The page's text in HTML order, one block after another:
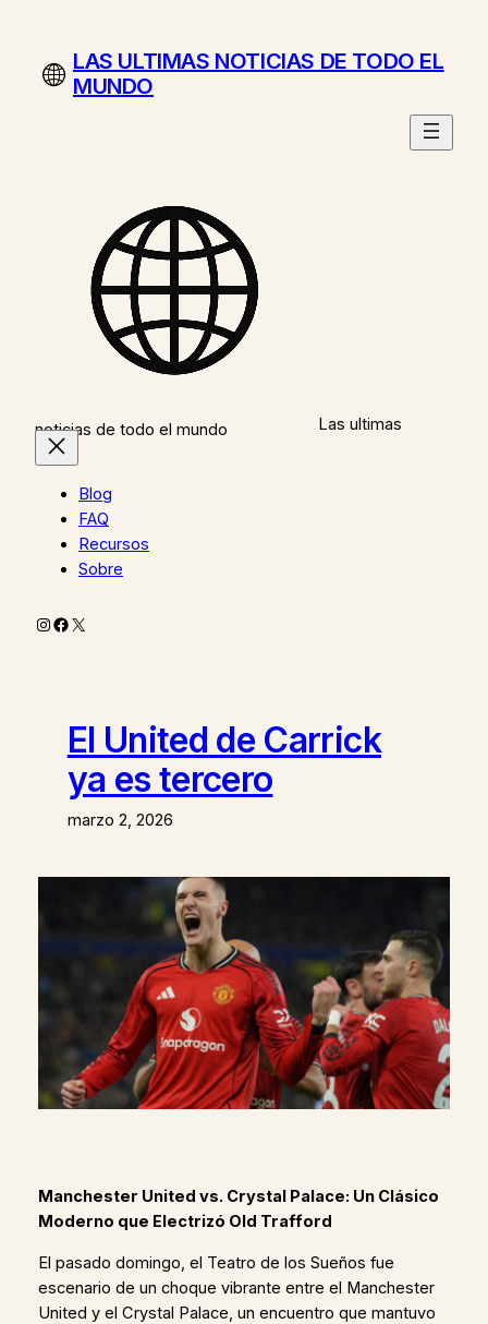
contenidoLAS ULTIMAS NOTICIAS DE TODO EL
MUNDO
Las ultimas
noticias de todo el mundo
Blog
FAQ
Recursos
Sobre
Instagram
Facebook
X
El United de Carrick
ya es tercero
marzo 2, 2026
Manchester United vs. Crystal Palace: Un Clásico
Moderno que Electrizó Old Trafford
El pasado domingo, el Teatro de los Sueños fue
escenario de un choque vibrante entre el Manchester
United y el Crystal Palace, un encuentro que mantuvo